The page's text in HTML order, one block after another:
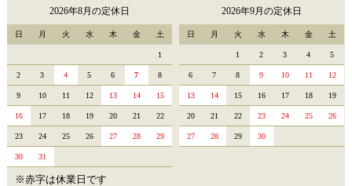
2026年8月の定休日
日 月 火 水 木 金 土
1
2 3 4 5 6 7 8
9 10 11 12 13 14 15
16 17 18 19 20 21 22
23 24 25 26 27 28 29
30 31
2026年9月の定休日
日 月 火 水 木 金 土
1 2 3 4 5
6 7 8 9 10 11 12
13 14 15 16 17 18 19
20 21 22 23 24 25 26
27 28 29 30
※赤字は休業日です